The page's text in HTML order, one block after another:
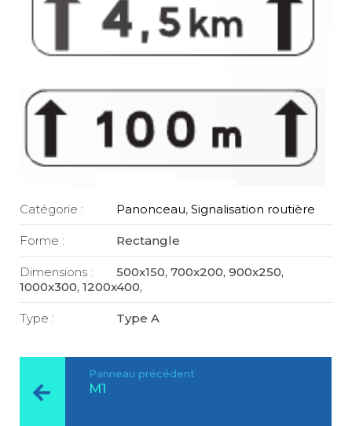
Catégorie : Panonceau,Signalisation routière
Forme : Rectangle
Dimensions :
500x150, 700x200, 900x250,
1000x300, 1200x400,
Type : Type A
Panneau précédent
M1